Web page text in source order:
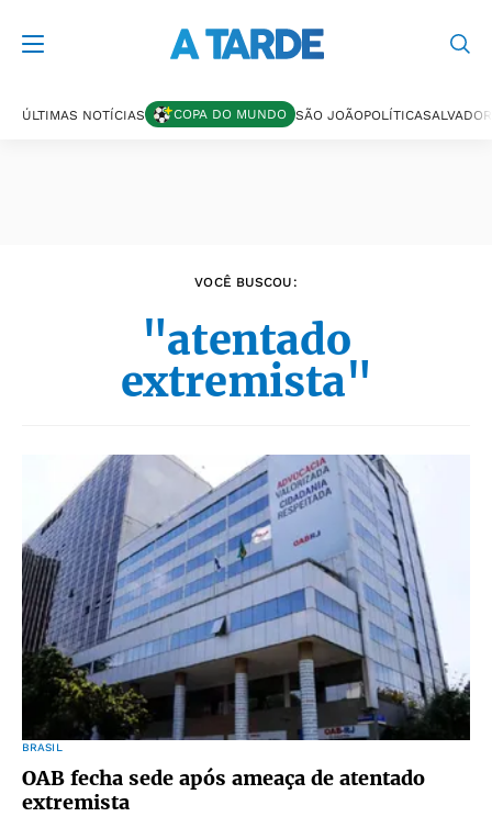
ÚLTIMAS NOTÍCIAS COPA DO MUNDO SÃO JOÃOPOLÍTICASALVADOR
VOCÊ BUSCOU:
"atentado
extremista"
BRASIL
OAB fecha sede após ameaça de atentado
extremista